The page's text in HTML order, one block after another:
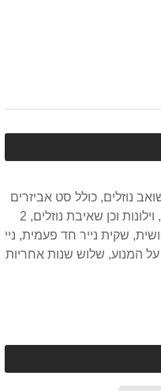
נוזלים, כולל סט אביזרים
מלא לניקוי שטחים, כורסאות, פינות, וילונות וכן שאיבת נוזלים, 2
שקית נייר חד פעמית,
על המנוע, שלוש שנות אחריות